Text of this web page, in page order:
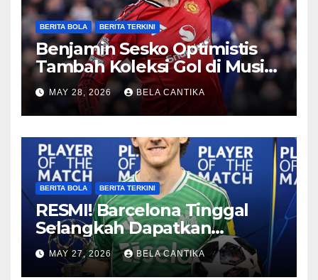
BERITA BOLA BERITA TERKINI
Benjamin Sesko Optimistis
Tambah Koleksi Gol di Musim
2026/27
MAY 28, 2026 BELA CANTIKA
BERITA BOLA BERITA TERKINI
RESMI! Barcelona Tinggal
Selangkah Dapatkan
Anthony Gordon
MAY 27, 2026 BELA CANTIKA